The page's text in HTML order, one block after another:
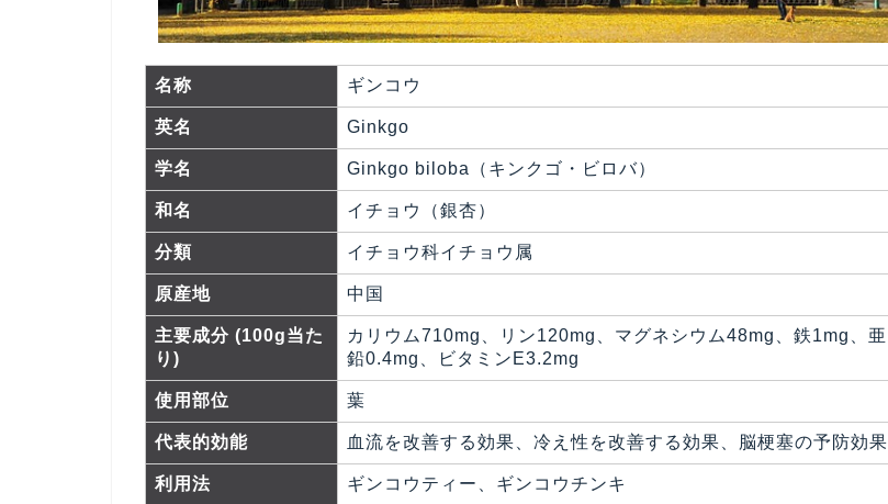
名称 ギンコウ
英名 Ginkgo
学名 Ginkgo biloba（キンクゴ・ビロバ）
和名 イチョウ（銀杏）
分類 イチョウ科イチョウ属
原産地 中国
主要成分 (100g当た
り)
カリウム710mg、リン120mg、マグネシウム48mg、鉄1mg、亜
鉛0.4mg、ビタミンE3.2mg
使用部位 葉
代表的効能 血流を改善する効果、冷え性を改善する効果、脳梗塞の予防効果
利用法 ギンコウティー、ギンコウチンキ